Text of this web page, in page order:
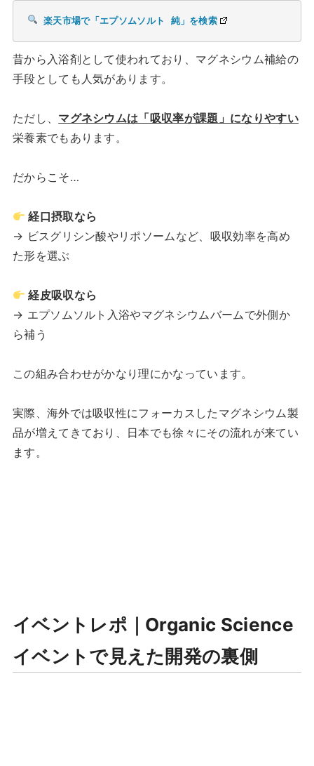
楽天市場で「エプソムソルト 純」を検索
昔から入浴剤として使われており、マグネシウム補給の
手段としても人気があります。
ただし、 マグネシウムは「吸収率が課題」になりやすい
栄養素でもあります。
だからこそ…
経口摂取なら
→ ビスグリシン酸やリポソームなど、吸収効率を高め
た形を選ぶ
経皮吸収なら
→ エプソムソルト入浴やマグネシウムバームで外側か
ら補う
この組み合わせがかなり理にかなっています。
実際、海外では吸収性にフォーカスしたマグネシウム製
品が増えてきており、日本でも徐々にその流れが来てい
ます。
イベントレポ｜Organic Science
イベントで見えた開発の裏側